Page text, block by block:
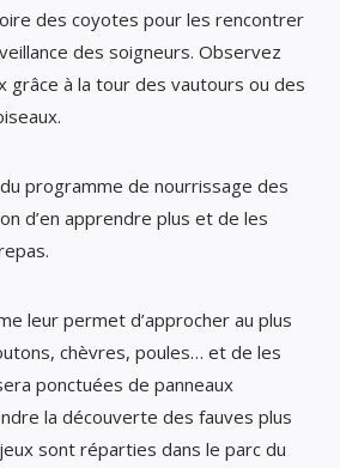
des coyotes pour les rencontrer
des soigneurs. Observez
grâce à la tour des vautours ou des
programme de nourrissage des
d’en apprendre plus et de les
leur permet d’approcher au plus
chèvres, poules… et de les
ponctuées de panneaux
la découverte des fauves plus
sont réparties dans le parc du